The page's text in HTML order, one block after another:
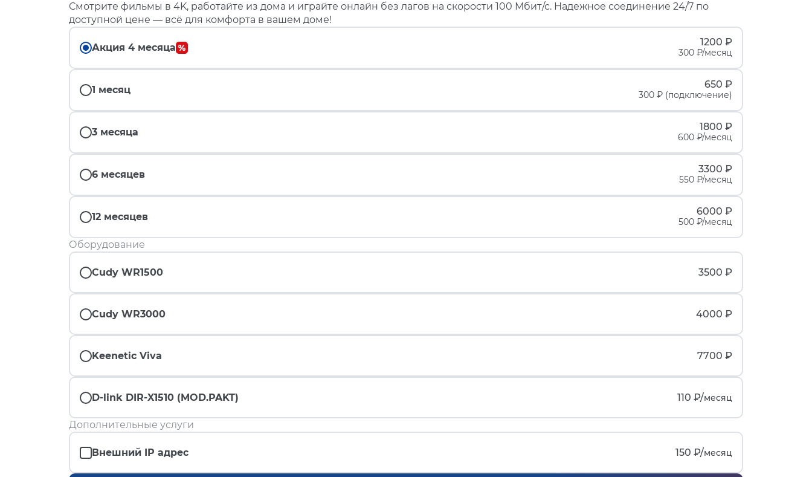
Смотрите фильмы в 4K, работайте из дома и играйте онлайн без лагов на скорости 100 Мбит/с. Надежное соединение 24/7 по
доступной цене — всё для комфорта в вашем доме!
Акция 4 месяца 1200 ₽
300 ₽/месяц
1 месяц 650 ₽
300 ₽ (подключение)
3 месяца 1800 ₽
600 ₽/месяц
6 месяцев 3300 ₽
550 ₽/месяц
12 месяцев 6000 ₽
500 ₽/месяц
Оборудование
Cudy WR1500 3500 ₽
Cudy WR3000 4000 ₽
Keenetic Viva 7700 ₽
D-link DIR-X1510 (MOD.PAKT) 110 ₽/месяц
Дополнительные услуги
Внешний IP адрес 150 ₽/месяц